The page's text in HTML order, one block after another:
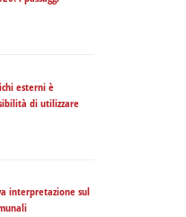
esterni è
di utilizzare
interpretazione sul